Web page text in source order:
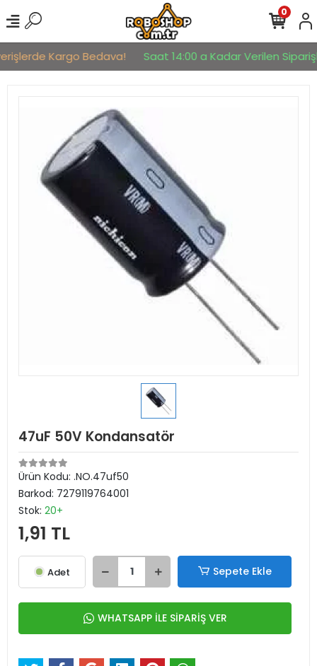
Kargo Bedava! Saat 14:00 a Kadar Verilen
0
47uF 50V Kondansatör
Ürün Kodu: .NO.47uf50
Barkod: 7279119764001
Stok: 20+
1,91 TL
Adet Sepete Ekle
WHATSAPP İLE SİPARİŞ VER